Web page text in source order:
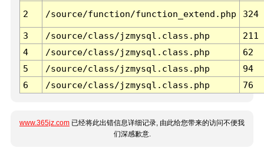
2 /source/function/function_extend.php 324
3 /source/class/jzmysql.class.php
211
4
/source/class/jzmysql.class.php
62
5
/source/class/jzmysql.class.php
94
6
/source/class/jzmysql.class.php 76
www.365jz.com 已经将此出错信息详细记录, 由此给您带来的访问不便我
们深感歉意.